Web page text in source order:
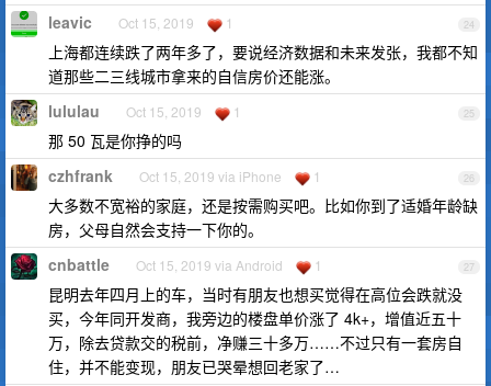
24
leavic Oct 15, 2019 1
上海都连续跌了两年多了，要说经济数据和未来发张，我都不知
道那些二三线城市拿来的自信房价还能涨。
25
lululau Oct 15, 2019 1
那 50 瓦是你挣的吗
26
czhfrank Oct 15, 2019 via iPhone 1
大多数不宽裕的家庭，还是按需购买吧。比如你到了适婚年龄缺
房，父母自然会支持一下你的。
27
cnbattle Oct 15, 2019 via Android 1
昆明去年四月上的车，当时有朋友也想买觉得在高位会跌就没
买，今年同开发商，我旁边的楼盘单价涨了 4k+，增值近五十
万，除去贷款交的税前，净赚三十多万……不过只有一套房自
住，并不能变现，朋友已哭晕想回老家了…